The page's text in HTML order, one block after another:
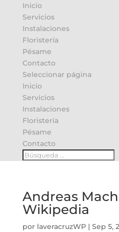
Inicio
Servicios
Instalaciones
Floristería
Pésame
Contacto
Seleccionar página
Inicio
Servicios
Instalaciones
Floristería
Pésame
Contacto
Andreas
Wikipedia
por laveracruzWP| Sep 5,